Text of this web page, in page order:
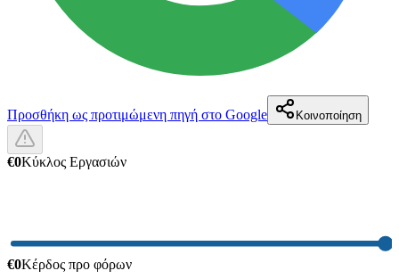
Προσθήκη ως προτιμώμενη πηγή στο Google Κοινοποίηση
€0Κύκλος Εργασιών
€0Κέρδος προ φόρων